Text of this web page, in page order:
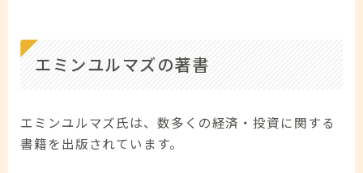
エミンユルマズの著書
エミンユルマズ氏は、数多くの経済・投資に関する
書籍を出版されています。